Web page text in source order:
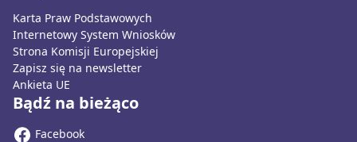
Karta Praw Podstawowych
Internetowy System Wniosków
Strona Komisji Europejskiej
Zapisz się na newsletter
Ankieta UE
Bądź na bieżąco
Facebook